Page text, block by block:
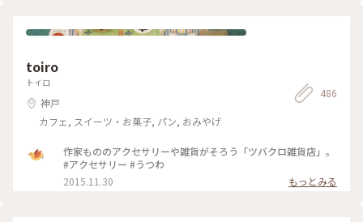
toiro
トイロ
神戸
カフェ, スイーツ・お菓子, パン, おみやげ
486
作家もののアクセサリーや雑貨がそろう「ツバクロ雑貨店」。
#アクセサリー #うつわ
2015.11.30
もっとみる